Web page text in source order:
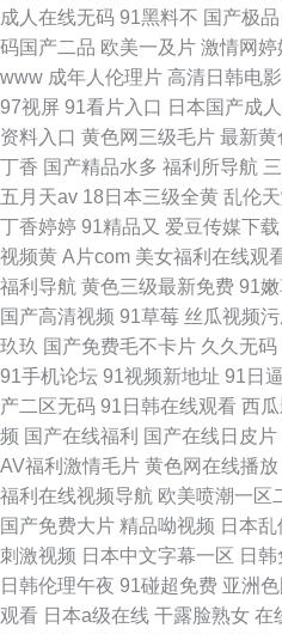
成人在线无码 91黑料不 国产极
码国产二品 欧美一及片 激情网婷
www 成年人伦理片 高清日韩电影
97视屏 91看片入口 日本国产成
资料入口 黄色网三级毛片 最新黄
丁香 国产精品水多 福利所导航
五月天av 18日本三级全黄 乱伦
丁香婷婷 91精品又 爱豆传媒下载
视频黄 A片com 美女福利在线观
福利导航 黄色三级最新免费 91
国产高清视频 91草莓 丝瓜视频污
玖玖 国产免费毛不卡片 久久无码
91手机论坛 91视频新地址 91日逼
产二区无码 91日韩在线观看 西
频 国产在线福利 国产在线日皮片
AV福利激情毛片 黄色网在线播放
福利在线视频导航 欧美喷潮一区
国产免费大片 精品呦视频 日本
刺激视频 日本中文字幕一区 日
日韩伦理午夜 91碰超免费 亚洲
观看 日本a级在线 干露脸熟女 在